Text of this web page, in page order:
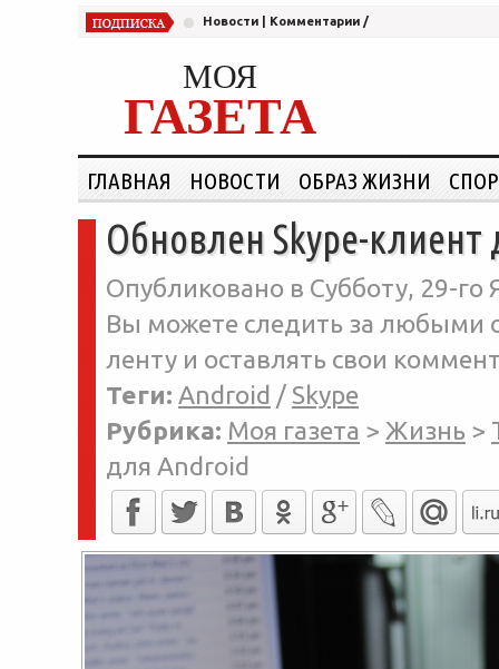
Новости Комментарии /
МОЯ
ГАЗЕТА
ГЛАВНАЯ НОВОСТИ ОБРАЗ ЖИЗНИ
Обновлен Skype-клиент
Опубликовано в Субботу, 29-го
Вы можете следить за любыми
ленту и оставлять свои
Теги: Android / Skype
Рубрика: Моя газета > Жизнь >
для Android